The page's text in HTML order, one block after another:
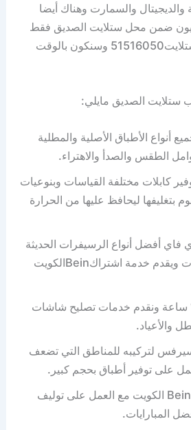
والديجيتال والسمارت وهناك أيضا
ضمن محل ستلايت الصديق فقط
اتصلوا على رقم فني ستلايت51516050 وسنكون بالوقت
الصديق مايلي:
أنواع الأطباق الأصلية والمطلية
الطقس والصدأ والاهتراء.
كابلات مختلفة القياسات وبنوعيات
بتغليفها ليحافظ عليها من الحرارة
فاي أفضل أنواع الرسيفرات الحديثة
ويقوم بتوليف القنوات ويقدم خدمة اشتراكBeinالكويت
نتواجد على مدار ٢٤ ساعة ونقدم خدمات تصليح شاشات
والأعياد.
لتركيبه للمناطق التي تضعف
على توفير أطباق بحجم كبير.
نوفر خدمة اشتراك Bein الكويت مع العمل على توليف
المبارايات.